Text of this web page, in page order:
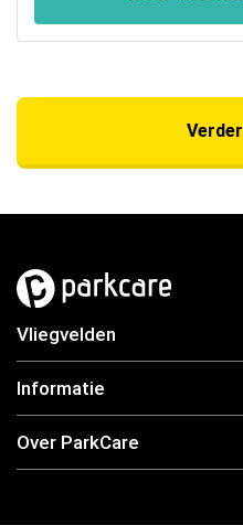
Vliegvelden
Informatie
Over ParkCare